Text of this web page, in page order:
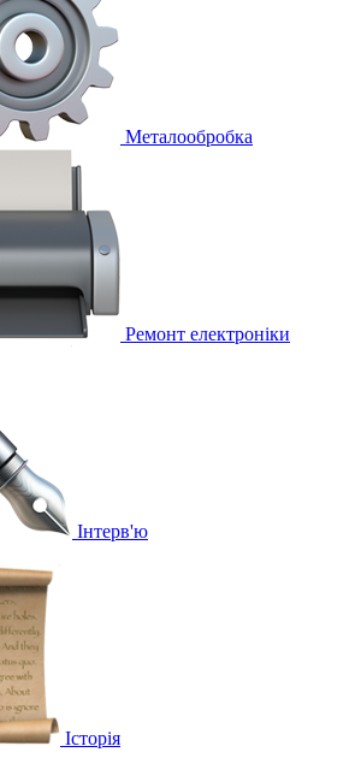
Металообробка
Ремонт електроніки
Інтерв'ю
Історія